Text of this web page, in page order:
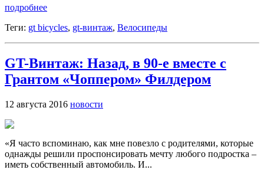
подробнее
Теги: gt bicycles, gt-винтаж, Велосипеды
GT-Винтаж: Назад, в 90-е вместе с
Грантом «Чоппером» Филдером
12 августа 2016 новости
«Я часто вспоминаю, как мне повезло с родителями, которые
однажды решили проспонсировать мечту любого подростка –
иметь собственный автомобиль. И...